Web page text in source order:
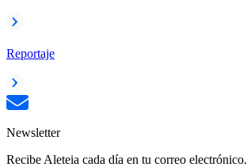
Reportaje
Newsletter
Recibe Aleteia cada día en tu correo electrónico.